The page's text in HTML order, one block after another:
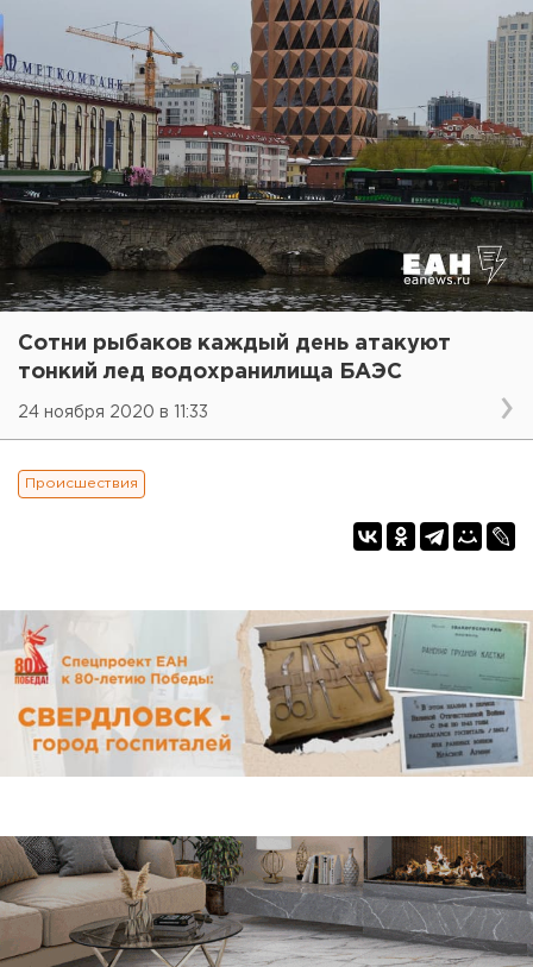
Сотни рыбаков каждый день атакуют
тонкий лед водохранилища БАЭС
24 ноября 2020 в 11:33
Происшествия